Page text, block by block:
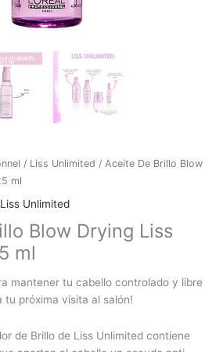
/ Liss Unlimited / Aceite De Brillo Blow
ml
Liss Unlimited
Blow Drying Liss
ml
mantener tu cabello controlado y libre
tu próxima visita al salón!
de Brillo de Liss Unlimited contiene